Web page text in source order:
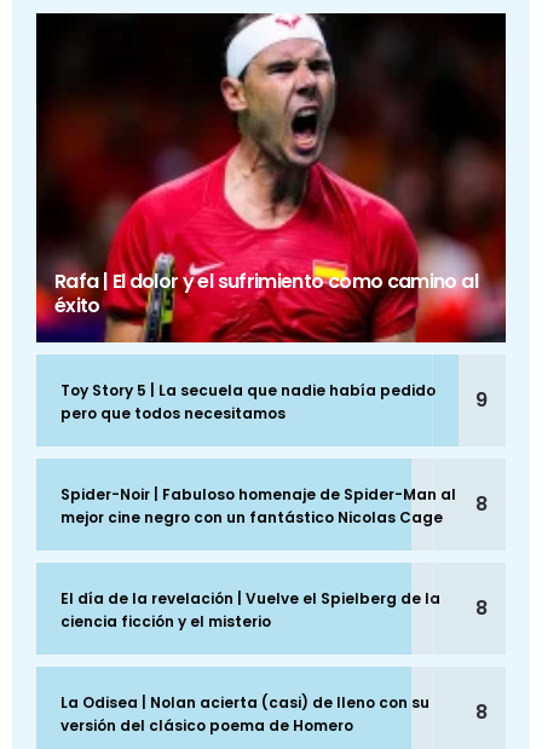
Rafa | El dolor y el sufrimiento como camino al
éxito
Toy Story 5 | La secuela que nadie había pedido
pero que todos necesitamos
9
Spider-Noir | Fabuloso homenaje de Spider-Man al
mejor cine negro con un fantástico Nicolas Cage
8
El día de la revelación | Vuelve el Spielberg de la
ciencia ficción y el misterio
8
La Odisea | Nolan acierta (casi) de lleno con su
versión del clásico poema de Homero
8